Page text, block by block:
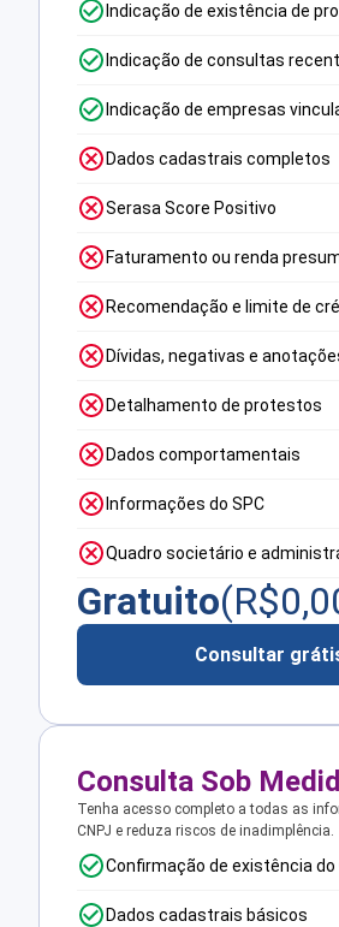
Indicação de existência de
Indicação de consultas
Indicação de empresas
Dados cadastrais completos
Serasa Score Positivo
Faturamento ou renda
Recomendação e limite de
Dívidas, negativas e
Detalhamento de protestos
Dados comportamentais
Informações do SPC
Quadro societário e
Gratuito(R$
Consultar
Consulta Sob
Tenha acesso completo a todas as
CNPJ e reduza riscos de inadimplência.
Confirmação de existência do
Dados cadastrais básicos